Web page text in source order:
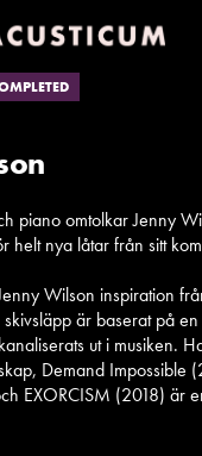
piano omtolkar Jenny
helt nya låtar från sitt
Wilson inspiration
är baserat på
ut i musiken.
Demand Impossible
EXORCISM (2018) är